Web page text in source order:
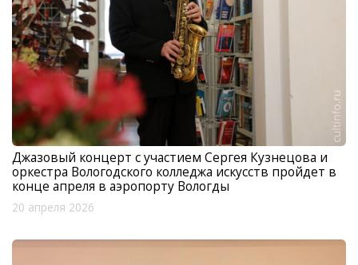
Джазовый концерт с участием Сергея Кузнецова и
оркестра Вологодского колледжа искусств пройдет в
конце апреля в аэропорту Вологды
20 апреля 2026